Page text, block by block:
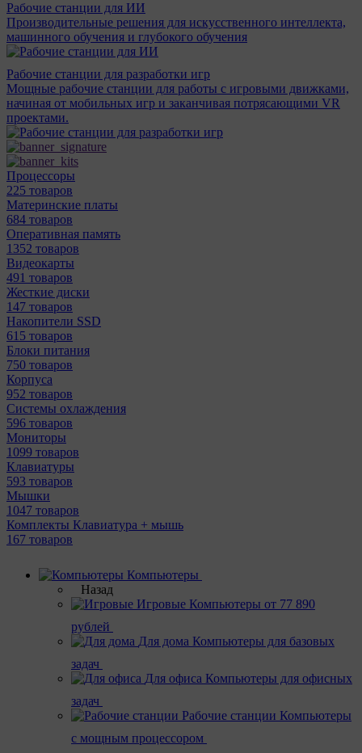
Рабочие станции для ИИ
Производительные решения для искусственного интеллекта,
машинного обучения и глубокого обучения
Рабочие станции для разработки игр
Мощные рабочие станции для работы с игровыми движками,
начиная от мобильных игр и заканчивая потрясающими VR
проектами.
Процессоры
225 товаров
Материнcкие платы
684 товаров
Оперативная память
1352 товаров
Видеокарты
491 товаров
Жесткие диски
147 товаров
Накопители SSD
615 товаров
Блоки питания
750 товаров
Корпуса
952 товаров
Системы охлаждения
596 товаров
Мониторы
1099 товаров
Клавиатуры
593 товаров
Мышки
1047 товаров
Комплекты Клавиатура + мышь
167 товаров
Компьютеры
Назад
Игровые Компьютеры от 77 890
рублей
Для дома Компьютеры для базовых
задач
Для офиса Компьютеры для офисных
задач
Рабочие станции Компьютеры
с мощным процессором